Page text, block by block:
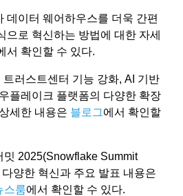
데이터 웨어하우스를 더욱 간편
으로 혁신하는 방법에 대한 자세
서 확인할 수 있다.
러스트센터 기능 강화, AI 기반
플레이크 플랫폼의 다양한 확장
세한 내용은 블로그에서 확인할
밋 2025(Snowflake Summit
양한 혁신과 주요 발표 내용은
스룸에서 확인할 수 있다.